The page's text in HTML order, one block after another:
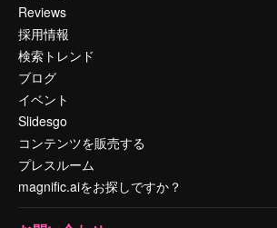
Reviews
採用情報
検索トレンド
ブログ
イベント
Slidesgo
コンテンツを販売する
プレスルーム
magnific.aiをお探しですか？